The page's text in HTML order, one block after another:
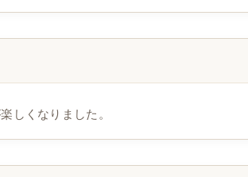
しくなりました。